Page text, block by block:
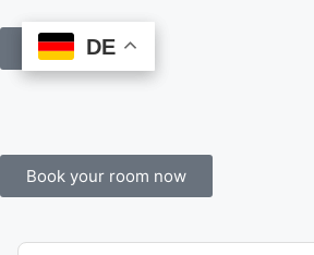
Book Online
Book your room now
DE
DE